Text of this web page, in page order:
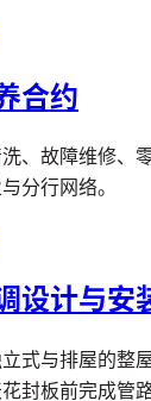
合约
、故障维修、
分行网络。
设计与安
式与排屋的整
封板前完成管路